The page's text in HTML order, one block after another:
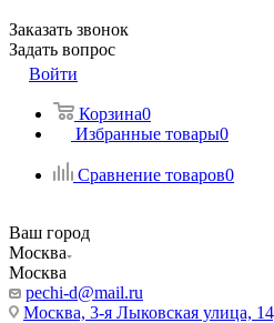
Заказать звонок
Задать вопрос
Войти
Корзина0
Избранные товары0
Сравнение товаров0
Ваш город
Москва
Москва
pechi-d@mail.ru
Москва, 3-я Лыковская улица,